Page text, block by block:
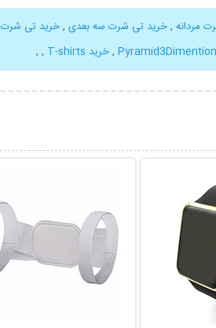
مردانه ,خرید تی شرت سه بعدی ,خرید تی شرت
,خرید T-shirts ,
,